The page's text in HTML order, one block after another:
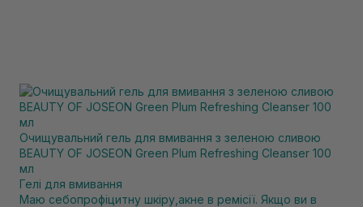
Очищувальний гель для вмивання з зеленою сливою
BEAUTY OF JOSEON Green Plum Refreshing Cleanser 100
мл
Гелі для вмивання
Маю себопрофіцитну шкіру,акне в ремісії. Якщо ви в